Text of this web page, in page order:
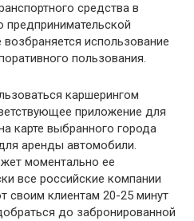
средства в
предпринимательской
использование
пользования.
каршерингом
приложение для
карте выбранного города
аренды автомобили.
моментально ее
все российские компании
своим клиентам 20-25 минут
до забронированной